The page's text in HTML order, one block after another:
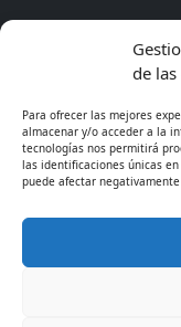
de
Para ofrecer las mejores
almacenar y/o acceder a la
tecnologías nos permitirá
las identificaciones únicas
puede afectar
*